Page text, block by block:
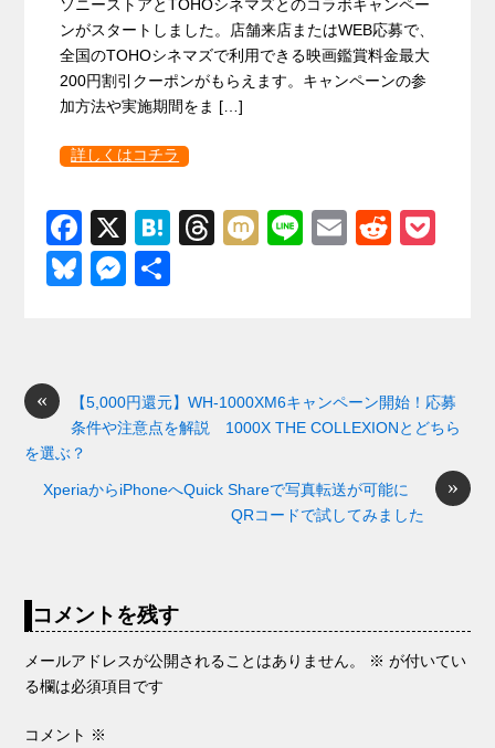
ソニーストアとTOHOシネマズとのコラボキャンペー
ンがスタートしました。店舗来店またはWEB応募で、
全国のTOHOシネマズで利用できる映画鑑賞料金最大
200円割引クーポンがもらえます。キャンペーンの参
加方法や実施期間をま […]
詳しくはコチラ
F
a
c
o
o
k
X
H
T
s
M
Li
E
R
Bl
y
M
n
g
er
«
【5,000円還元】WH-1000XM6キャンペーン開始！応募
条件や注意点を解説 1000X THE COLLEXIONとどちら
を選ぶ？
»
XperiaからiPhoneへQuick Shareで写真転送が可能に
QRコードで試してみました
コメントを残す
メールアドレスが公開されることはありません。 ※ が付いてい
る欄は必須項目です
コメント ※